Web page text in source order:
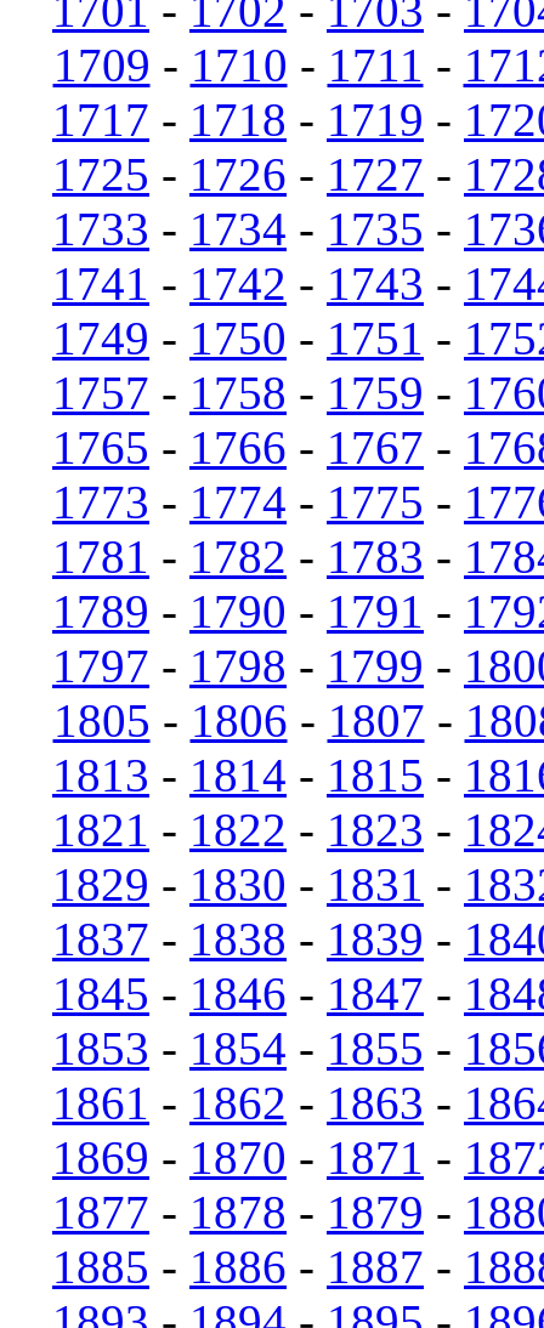
1709 - 1710 - 1711 -
1717 - 1718 - 1719 -
1725 - 1726 - 1727 -
1733 - 1734 - 1735 -
1741 - 1742 - 1743 -
1749 - 1750 - 1751 -
1757 - 1758 - 1759 -
1765 - 1766 - 1767 -
1773 - 1774 - 1775 -
1781 - 1782 - 1783 -
1789 - 1790 - 1791 -
1797 - 1798 - 1799 -
1805 - 1806 - 1807 -
1813 - 1814 - 1815 -
1821 - 1822 - 1823 -
1829 - 1830 - 1831 -
1837 - 1838 - 1839 -
1845 - 1846 - 1847 -
1853 - 1854 - 1855 -
1861 - 1862 - 1863 -
1869 - 1870 - 1871 -
1877 - 1878 - 1879 -
1885 - 1886 - 1887 -